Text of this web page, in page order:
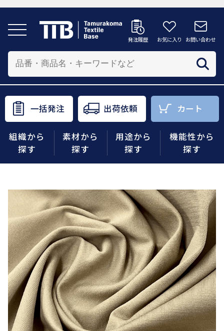
発注履歴 お気に入り お問い合わせ
一括発注 出荷依頼 カート
組織から
探す
素材から
探す
用途から
探す
機能性から
探す
発注履歴 お気に入り お問い合わせ
商品をさがす
組織から探す
素材から探す
用途から探す
機能性から探す
会員様メニュー
ログイ
お気に入
発注履
ご利用ガイ
カートへ
配送先を追加する
商品を投入する配送先を選択してください。